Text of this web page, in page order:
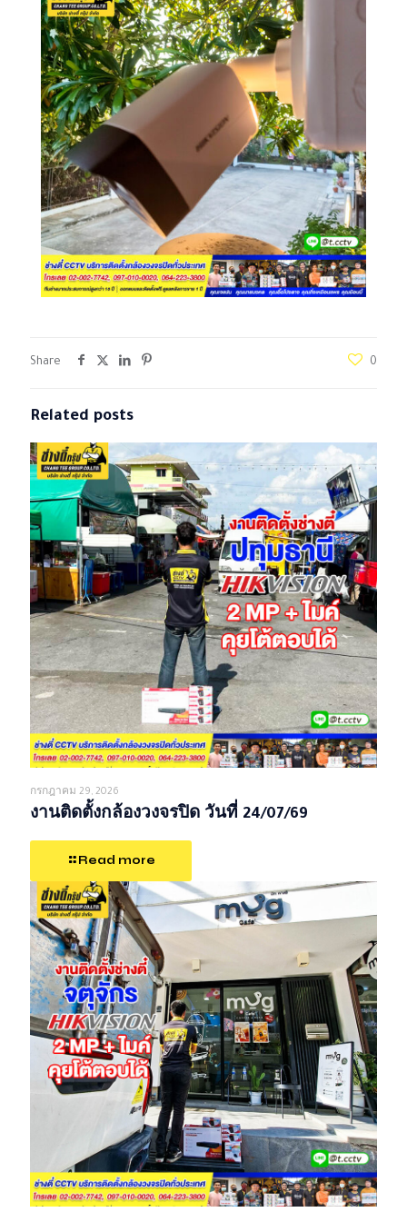
Share 0
Related posts
กรกฎาคม 29, 2026
งานติดตั้งกล้องวงจรปิด วันที่ 24/07/69
Read more